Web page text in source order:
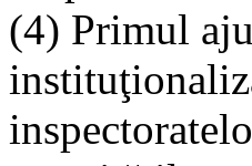
(4) Primul